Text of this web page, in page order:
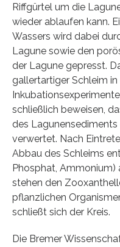
Riffgürtel um die
wieder ablaufen kann.
Wassers wird dabei
Lagune sowie den
der Lagune gepresst.
gallertartiger Schleim
schließlich beweisen,
des
verwertet. Nach
Abbau des Schleims
Phosphat,
stehen den
pflanzlichen
schließt sich der Kreis.
Die Bremer